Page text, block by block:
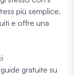
più semplice.
e offre una
gratuite su